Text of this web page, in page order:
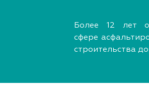
Более 12 лет
сфере
строительства